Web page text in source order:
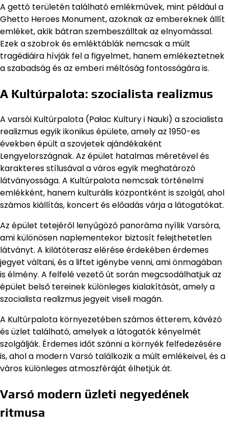
A gettó területén található emlékművek, mint például a
Ghetto Heroes Monument, azoknak az embereknek állít
emléket, akik bátran szembeszálltak az elnyomással.
Ezek a szobrok és emléktáblák nemcsak a múlt
tragédiáira hívják fel a figyelmet, hanem emlékeztetnek
a szabadság és az emberi méltóság fontosságára is.
A Kultúrpalota: szocialista realizmus
A varsói Kultúrpalota (Pałac Kultury i Nauki) a szocialista
realizmus egyik ikonikus épülete, amely az 1950-es
években épült a szovjetek ajándékaként
Lengyelországnak. Az épület hatalmas méretével és
karakteres stílusával a város egyik meghatározó
látványossága. A Kultúrpalota nemcsak történelmi
emlékként, hanem kulturális központként is szolgál, ahol
számos kiállítás, koncert és előadás várja a látogatókat.
Az épület tetejéről lenyűgöző panoráma nyílik Varsóra,
ami különösen naplementekor biztosít felejthetetlen
látványt. A kilátóterasz elérése érdekében érdemes
jegyet váltani, és a liftet igénybe venni, ami önmagában
is élmény. A felfelé vezető út során megcsodálhatjuk az
épület belső tereinek különleges kialakítását, amely a
szocialista realizmus jegyeit viseli magán.
A Kultúrpalota környezetében számos étterem, kávézó
és üzlet található, amelyek a látogatók kényelmét
szolgálják. Érdemes időt szánni a környék felfedezésére
is, ahol a modern Varsó találkozik a múlt emlékeivel, és a
város különleges atmoszféráját élhetjük át.
Varsó modern üzleti negyedének
ritmusa